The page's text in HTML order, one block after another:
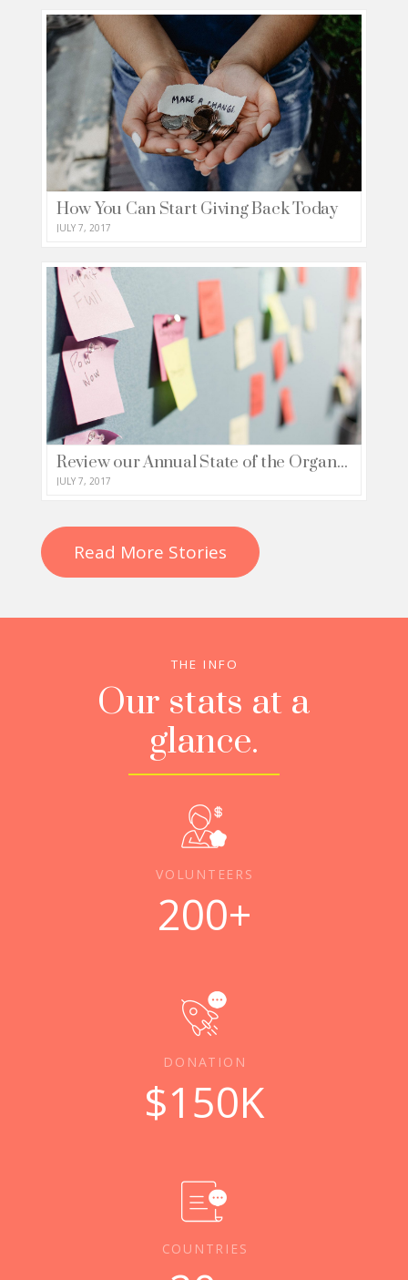
How You Can Start Giving Back Today
JULY 7, 2017
Review our Annual State of the Organization Address
JULY 7, 2017
Read More Stories
THE INFO
Our stats at a
glance.
VOLUNTEERS
200+
DONATION
$150K
COUNTRIES